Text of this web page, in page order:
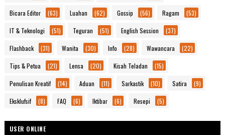
Bicara Editor (63) Luahan (62) Gossip (56) Ragam (53)
IT & Teknologi (51) Teguran (51) English Session (37)
Flashback (31) Wanita (30) Info (28) Wawancara (22)
Tips & Petua (21) Lensa (20) Kisah Teladan (15)
Penulisan Kreatif (14) Aduan (11) Sarkastik (10) Satira (9)
Eksklufsif (8) FAQ (6) Iktibar (6) Resepi (5)
USER ONLINE